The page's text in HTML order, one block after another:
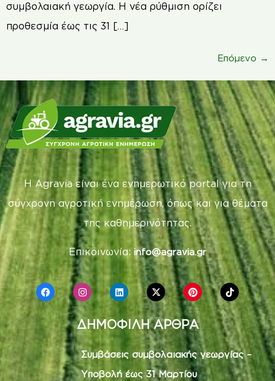
συμβολαιακή γεωργία. Η νέα ρύθμιση ορίζει
προθεσμία έως τις 31 […]
Επόμενο →
Η Agravia είναι ένα ενημερωτικό portal για τη
σύγχρονη αγροτική ενημέρωση, όπως και για θέματα
της καθημερινότητας.
Επικοινωνία: info@agravia.gr
ΔΗΜΟΦΙΛΗ ΑΡΘΡΑ
Συμβάσεις συμβολαιακής γεωργίας –
Υποβολή έως 31 Μαρτίου